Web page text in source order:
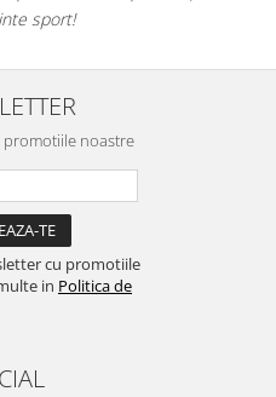
sport!
promotiile noastre
cu promotiile
in Politica de